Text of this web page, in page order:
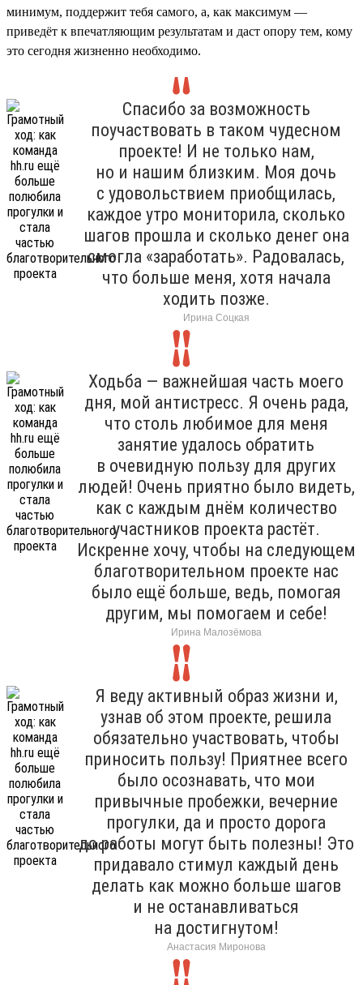
минимум, поддержит тебя самого, а, как максимум —
приведёт к впечатляющим результатам и даст опору тем, кому
это сегодня жизненно необходимо.
Спасибо за возможность
поучаствовать в таком чудесном
проекте! И не только нам,
но и нашим близким. Моя дочь
с удовольствием приобщилась,
каждое утро мониторила, сколько
шагов прошла и сколько денег она
смогла «заработать». Радовалась,
что больше меня, хотя начала
ходить позже.
Ирина Соцкая
Ходьба — важнейшая часть моего
дня, мой антистресс. Я очень рада,
что столь любимое для меня
занятие удалось обратить
в очевидную пользу для других
людей! Очень приятно было видеть,
как с каждым днём количество
участников проекта растёт.
Искренне хочу, чтобы на следующем
благотворительном проекте нас
было ещё больше, ведь, помогая
другим, мы помогаем и себе!
Ирина Малозёмова
Я веду активный образ жизни и,
узнав об этом проекте, решила
обязательно участвовать, чтобы
приносить пользу! Приятнее всего
было осознавать, что мои
привычные пробежки, вечерние
прогулки, да и просто дорога
до работы могут быть полезны! Это
придавало стимул каждый день
делать как можно больше шагов
и не останавливаться
на достигнутом!
Анастасия Миронова